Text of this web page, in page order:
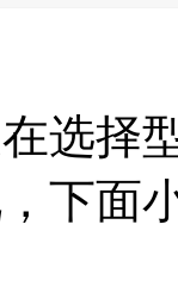
择型
下面